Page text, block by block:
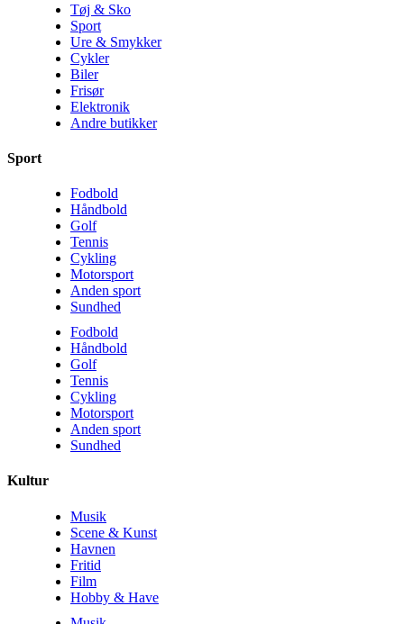
Tøj & Sko
Sport
Ure & Smykker
Cykler
Biler
Frisør
Elektronik
Andre butikker
Sport
Fodbold
Håndbold
Golf
Tennis
Cykling
Motorsport
Anden sport
Sundhed
Fodbold
Håndbold
Golf
Tennis
Cykling
Motorsport
Anden sport
Sundhed
Kultur
Musik
Scene & Kunst
Havnen
Fritid
Film
Hobby & Have